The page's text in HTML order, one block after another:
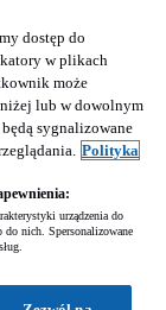
dostęp do
w plikach
może
lub w dowolnym
sygnalizowane
Polityka
urządzenia do
nich. Spersonalizowane